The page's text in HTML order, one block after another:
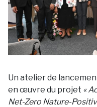
Un atelier de
en œuvre du projet «
Net-Zero Nature-